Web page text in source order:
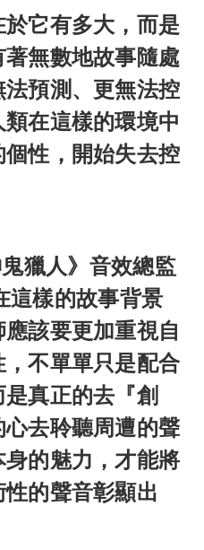
它有多大，而是
無數地故事隨處
預測、更無法控
在這樣的環境中
性，開始失去控
獵人》音效總監
樣的故事背景
該要更加重視自
不單單只是配合
真正的去『創
去聆聽周遭的聲
的魅力，才能將
的聲音彰顯出